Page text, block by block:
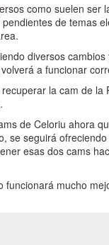
como suelen ser
de temas
diversos
a funcionar
la cam de
de Celoriu ahora
se seguirá
esas dos cams
mucho